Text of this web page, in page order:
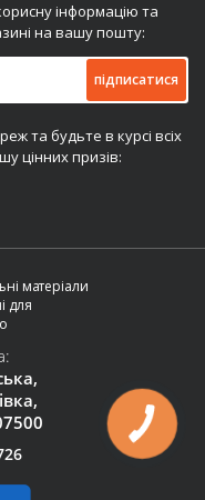
інформацію та
на вашу пошту:
підписатися
та будьте в курсі всіх
цінних призів:
матеріали
для